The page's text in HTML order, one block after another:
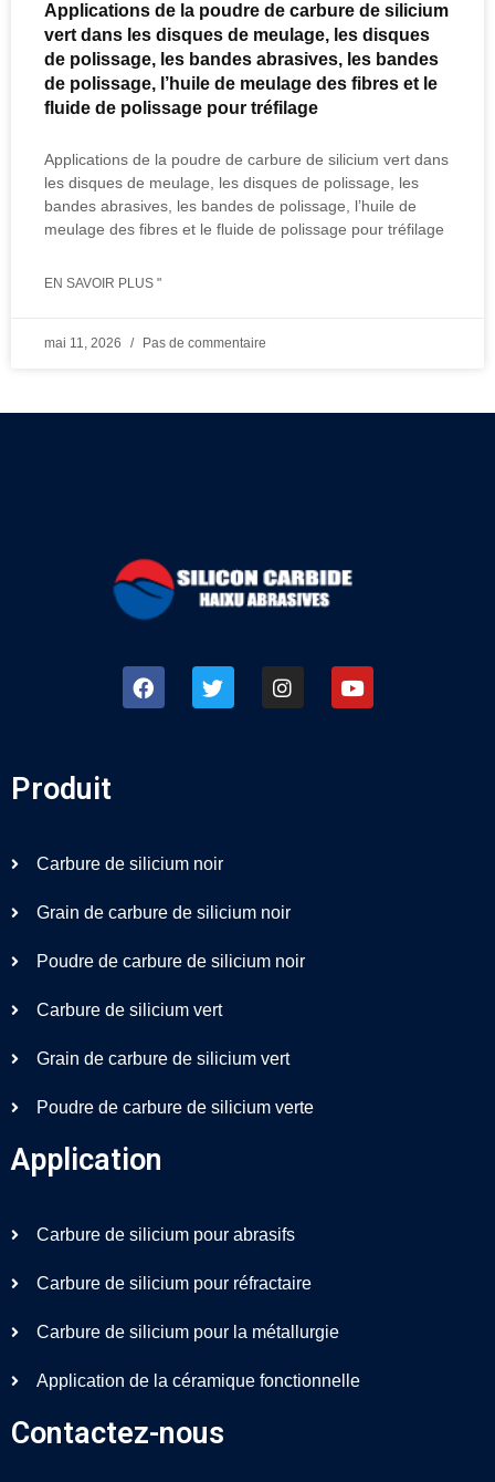
Applications de la poudre de carbure de silicium
vert dans les disques de meulage, les disques
de polissage, les bandes abrasives, les bandes
de polissage, l’huile de meulage des fibres et le
fluide de polissage pour tréfilage
Applications de la poudre de carbure de silicium vert dans
les disques de meulage, les disques de polissage, les
bandes abrasives, les bandes de polissage, l’huile de
meulage des fibres et le fluide de polissage pour tréfilage
EN SAVOIR PLUS "
mai 11, 2026 Pas de commentaire
Produit
Carbure de silicium noir
Grain de carbure de silicium noir
Poudre de carbure de silicium noir
Carbure de silicium vert
Grain de carbure de silicium vert
Poudre de carbure de silicium verte
Application
Carbure de silicium pour abrasifs
Carbure de silicium pour réfractaire
Carbure de silicium pour la métallurgie
Application de la céramique fonctionnelle
Contactez-nous